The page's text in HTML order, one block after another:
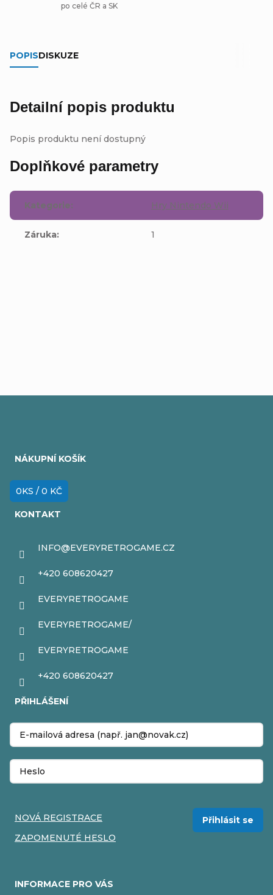
po celé ČR a SK
POPISDISKUZE
Detailní popis produktu
Popis produktu není dostupný
Doplňkové parametry
Kategorie: Hry Nintendo Wii
Záruka: 1
NÁKUPNÍ KOŠÍK
0KS / 0 KČ
KONTAKT
INFO@EVERYRETROGAME.CZ
+420 608620427
EVERYRETROGAME
EVERYRETROGAME/
EVERYRETROGAME
+420 608620427
PŘIHLÁŠENÍ
Přihlásit se
NOVÁ REGISTRACE
ZAPOMENUTÉ HESLO
INFORMACE PRO VÁS